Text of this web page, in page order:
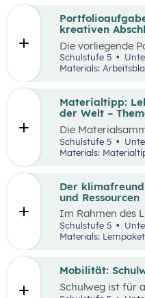
Der
und Ressourcen
Im Rahmen des
Teller“ lernen die
hohen
Schulstufe 5
Materials:
Mobilität:
Schulweg ist für
Einstellungen
sie in
ökonomische
und
beurteilen und
kreativen
Die vorliegende
Abschluss des
Wirtschaften im
Schulstufe 5
Materials:
Materialtipp:
der Welt –
Die
unterschiedliche
Thema Arbeit für
Schulstufe 5
Materials: